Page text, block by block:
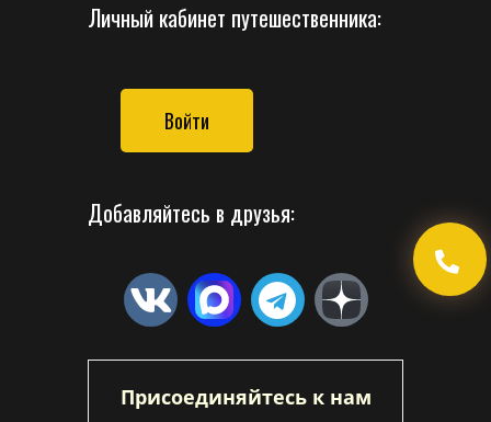
Личный кабинет путешественника:
Войти
Добавляйтесь в друзья:
Присоединяйтесь к нам